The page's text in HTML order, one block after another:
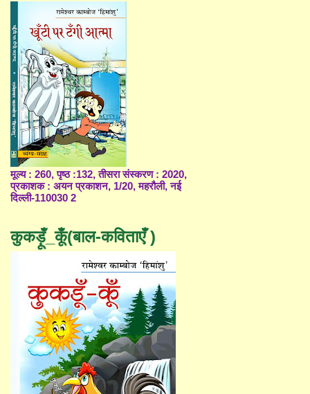
मूल्य : 260, पृष्ठ :132, तीसरा संस्करण : 2020,
प्रकाशक : अयन प्रकाशन, 1/20, महरौली, नई
दिल्ली-110030 2
कुकड़ूँ_कूँ(बाल-कविताएँ )